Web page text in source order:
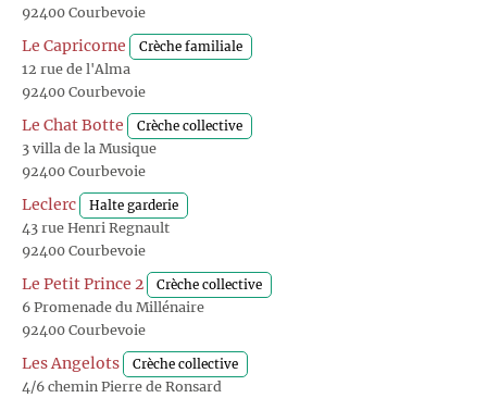
92400 Courbevoie
Le Capricorne Crèche familiale
12 rue de l'Alma
92400 Courbevoie
Le Chat Botte Crèche collective
3 villa de la Musique
92400 Courbevoie
Leclerc Halte garderie
43 rue Henri Regnault
92400 Courbevoie
Le Petit Prince 2 Crèche collective
6 Promenade du Millénaire
92400 Courbevoie
Les Angelots Crèche collective
4/6 chemin Pierre de Ronsard